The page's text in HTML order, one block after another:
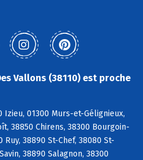
Vallons (38110) est proche
Izieu, 01300 Murs-et-Gélignieux,
38850 Chirens, 38300 Bourgoin-
Ruy, 38890 St-Chef, 38080 St-
38890 Salagnon, 38300